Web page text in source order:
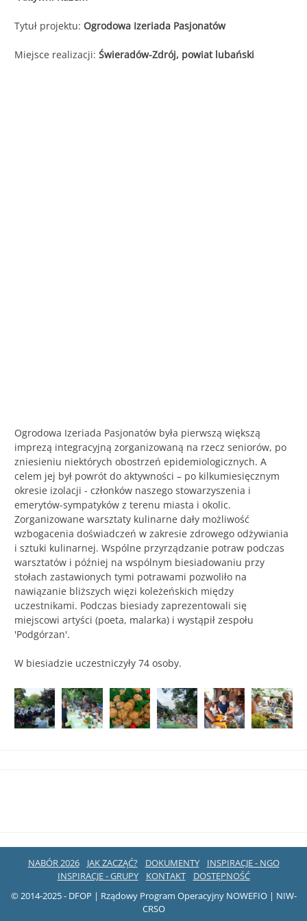
Śląska
Tytuł projektu: Ogrodowa Izeriada Pasjonatów
Miejsce realizacji: Świeradów-Zdrój, powiat lubański
Ogrodowa Izeriada Pasjonatów była pierwszą większą
imprezą integracyjną zorganizowaną na rzecz seniorów, po
zniesieniu niektórych obostrzeń epidemiologicznych. A
celem jej był powrót do aktywności – po kilkumiesięcznym
okresie izolacji - członków naszego stowarzyszenia i
emerytów-sympatyków z terenu miasta i okolic.
Zorganizowane warsztaty kulinarne dały możliwość
wzbogacenia doświadczeń w zakresie zdrowego odżywiania
i sztuki kulinarnej. Wspólne przyrządzanie potraw podczas
warsztatów i później na wspólnym biesiadowaniu przy
stołach zastawionych tymi potrawami pozwoliło na
nawiązanie bliższych więzi koleżeńskich między
uczestnikami. Podczas biesiady zaprezentowali się
miejscowi artyści (poeta, malarka) i wystąpił zespołu
'Podgórzan'.
W biesiadzie uczestniczyły 74 osoby.
NABÓR 2026 JAK ZACZĄĆ? DOKUMENTY
INSPIRACJE - NGO
INSPIRACJE - GRUPY
KONTAKT
DOSTĘPNOŚĆ
© 2014-2025 - DFOP | Rządowy Program Operacyjny NOWEFIO | NIW-
CRSO